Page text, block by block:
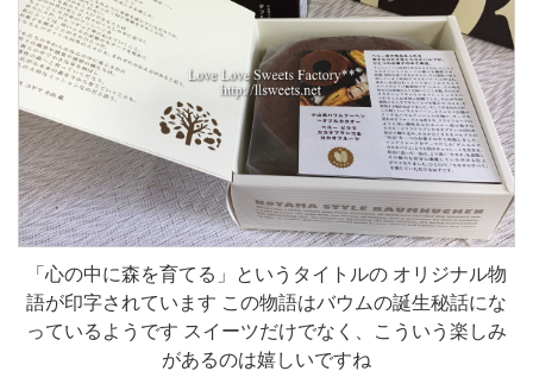
「心の中に森を育てる」というタイトルの オリジナル物
語が印字されています この物語はバウムの誕生秘話にな
っているようです スイーツだけでなく、こういう楽しみ
があるのは嬉しいですね